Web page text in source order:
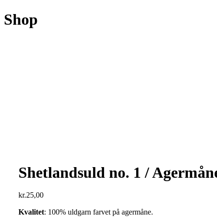
Shop
Shetlandsuld no. 1 /
kr.25,00
Kvalitet: 100% uldgarn farvet på agermåne.